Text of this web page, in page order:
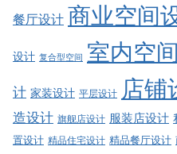
餐厅设计 商业空间
设计 复合型空间 室内空
计 家装设计 平层设计 店铺
造设计 旗舰店设计 服装店设计
置设计 精品住宅设计 精品餐厅设计